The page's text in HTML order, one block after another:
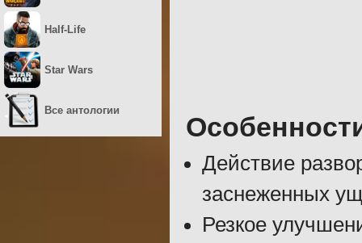
Действие
заснеженных
Резкое
Half-Life
Star Wars
Все антологии